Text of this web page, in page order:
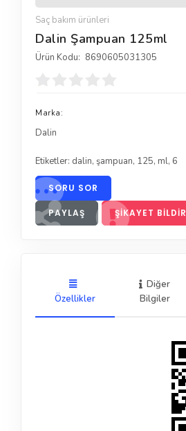
Saç bakım ürünleri
Dalin Şampuan 125ml
Ürün Kodu: 8690605031305
Marka:
Dalin
Etiketler: dalin, şampuan, 125, ml, 6
SORU SOR
PAYLAŞ ŞIKAYET BILDIR
Özellikler
Diğer
Bilgiler